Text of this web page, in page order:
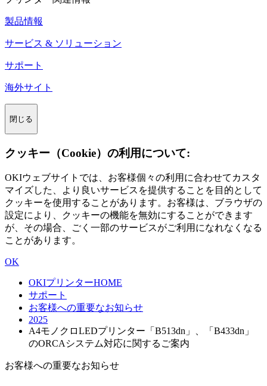
製品情報
サービス & ソリューション
サポート
海外サイト
閉じる
クッキー（Cookie）の利用について:
OKIウェブサイトでは、お客様個々の利用に合わせてカスタ
マイズした、より良いサービスを提供することを目的として
クッキーを使用することがあります。お客様は、ブラウザの
設定により、クッキーの機能を無効にすることができます
が、その場合、ごく一部のサービスがご利用になれなくなる
ことがあります。
OK
OKIプリンターHOME
サポート
お客様への重要なお知らせ
2025
A4モノクロLEDプリンター「B513dn」、「B433dn」
のORCAシステム対応に関するご案内
お客様への重要なお知らせ